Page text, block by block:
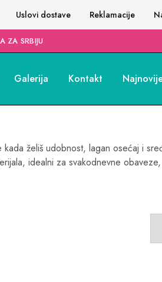
Uslovi dostave Reklamacije
ZA SRBIJU
Galerija Kontakt
želiš udobnost, lagan osećaj i
idealni za svakodnevne